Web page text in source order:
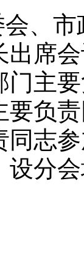
、
出席
门主
要负
同志
设分